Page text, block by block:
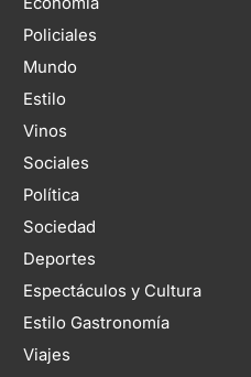
Policiales
Mundo
Estilo
Vinos
Sociales
Política
Sociedad
Deportes
Espectáculos y Cultura
Estilo Gastronomía
Viajes